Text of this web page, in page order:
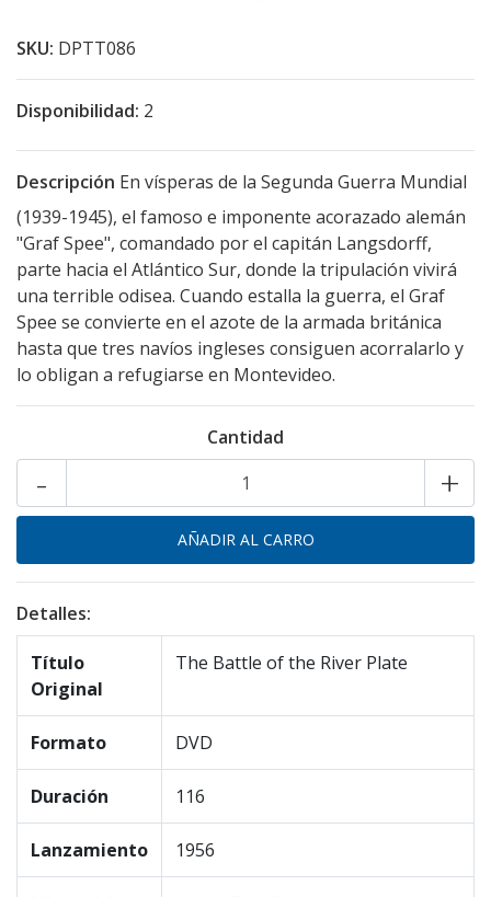
SKU: DPTT086
Disponibilidad: 2
Descripción En vísperas de la Segunda Guerra Mundial
(1939-1945), el famoso e imponente acorazado alemán
"Graf Spee", comandado por el capitán Langsdorff,
parte hacia el Atlántico Sur, donde la tripulación vivirá
una terrible odisea. Cuando estalla la guerra, el Graf
Spee se convierte en el azote de la armada británica
hasta que tres navíos ingleses consiguen acorralarlo y
lo obligan a refugiarse en Montevideo.
Cantidad
+
-
Detalles:
Título
Original
The Battle of the River Plate
Formato DVD
Duración 116
Lanzamiento 1956